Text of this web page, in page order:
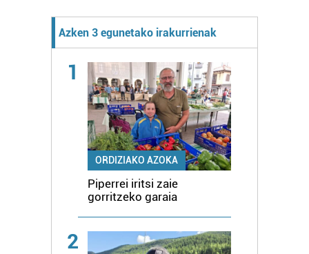
Azken 3 egunetako irakurrienak
1
ORDIZIAKO AZOKA
Piperrei iritsi zaie
gorritzeko garaia
2